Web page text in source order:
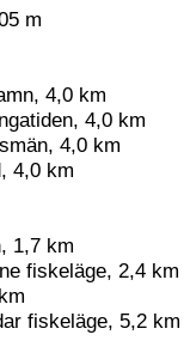
m
4,0 km
4,0 km
4,0 km
4,0 km
1,7 km
fiskeläge, 2,4 km
fiskeläge, 5,2 km